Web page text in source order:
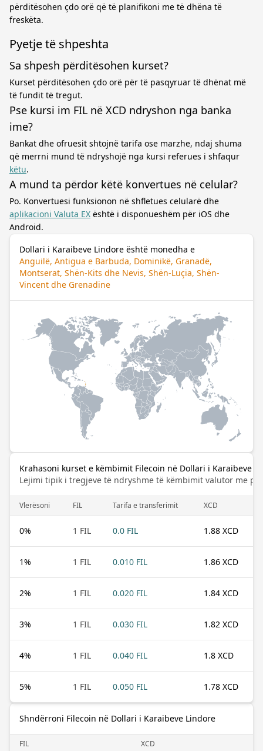
përditësohen çdo orë që të planifikoni me të dhëna të
freskëta.
Pyetje të shpeshta
Sa shpesh përditësohen kurset?
Kurset përditësohen çdo orë për të pasqyruar të dhënat më
të fundit të tregut.
Pse kursi im FIL në XCD ndryshon nga banka
ime?
Bankat dhe ofruesit shtojnë tarifa ose marzhe, ndaj shuma
që merrni mund të ndryshojë nga kursi referues i shfaqur
këtu.
A mund ta përdor këtë konvertues në celular?
Po. Konvertuesi funksionon në shfletues celularë dhe
aplikacioni Valuta EX është i disponueshëm për iOS dhe
Android.
Dollari i Karaibeve Lindore është monedha e
Anguilë, Antigua e Barbuda, Dominikë, Granadë,
Montserat, Shën-Kits dhe Nevis, Shën-Luçia, Shën-
Vincent dhe Grenadine
Krahasoni kurset e këmbimit Filecoin në Dollari i Karaibeve
Lejimi tipik i tregjeve të ndryshme të këmbimit valutor me
Vlerësoni FIL Tarifa e transferimit XCD
0% 1 FIL 0.0 FIL 1.88 XCD
1% 1 FIL 0.010 FIL 1.86 XCD
2% 1 FIL 0.020 FIL 1.84 XCD
3% 1 FIL 0.030 FIL 1.82 XCD
4% 1 FIL 0.040 FIL 1.8 XCD
5% 1 FIL 0.050 FIL 1.78 XCD
Shndërroni Filecoin në Dollari i Karaibeve Lindore
FIL XCD